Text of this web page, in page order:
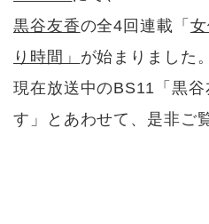
黒谷友香の全4回連載「
り時間」 が始まりました。
現在放送中のBS11「黒
す」とあわせて、是非ご